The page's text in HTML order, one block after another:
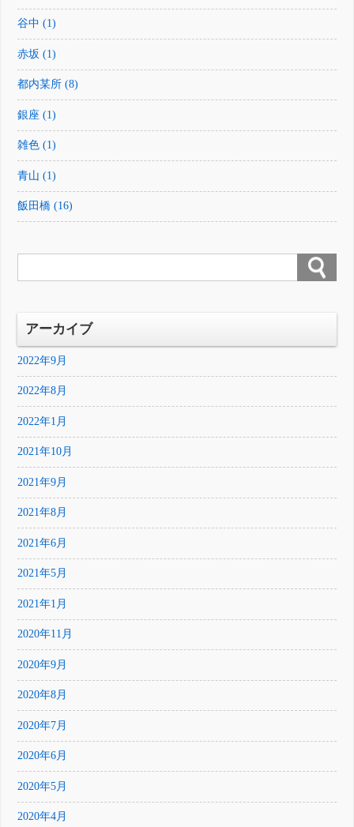
谷中 (1)
赤坂 (1)
都内某所 (8)
銀座 (1)
雑色 (1)
青山 (1)
飯田橋 (16)
アーカイブ
2022年9月
2022年8月
2022年1月
2021年10月
2021年9月
2021年8月
2021年6月
2021年5月
2021年1月
2020年11月
2020年9月
2020年8月
2020年7月
2020年6月
2020年5月
2020年4月